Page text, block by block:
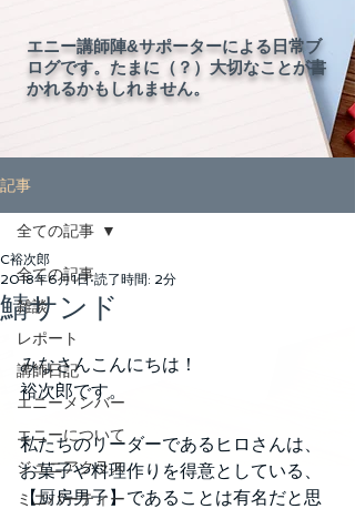
エニー講師陣&サポーターによる日常ブ
ログです。たまに（？）大切なことが書
かれるかもしれません。
記事
全ての記事
雑談
レポート
講師日記
エニーメンバー
エニーについて
ジュニアクラス
ミニパーティー
全ての記事
鯖サンド
C裕次郎
2018年6月1日 読了時間: 2分
みなさんこんにちは！
裕次郎です。
私たちのリーダーであるヒロさんは、
お菓子や料理作りを得意としている、
【厨房男子】であることは有名だと思